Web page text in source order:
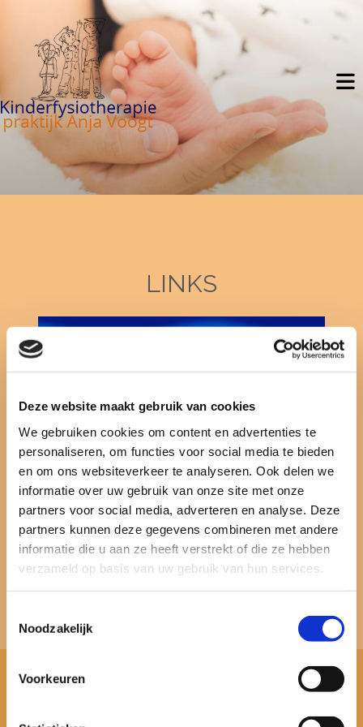
Deze website maakt gebruik van cookies
We gebruiken cookies om content en advertenties te
personaliseren, om functies voor social media te bieden
en om ons websiteverkeer te analyseren. Ook delen we
informatie over uw gebruik van onze site met onze
partners voor social media, adverteren en analyse. Deze
partners kunnen deze gegevens combineren met andere
informatie die u aan ze heeft verstrekt of die ze hebben
verzameld op basis van uw gebruik van hun services.
Noodzakelijk
Voorkeuren
LINKS